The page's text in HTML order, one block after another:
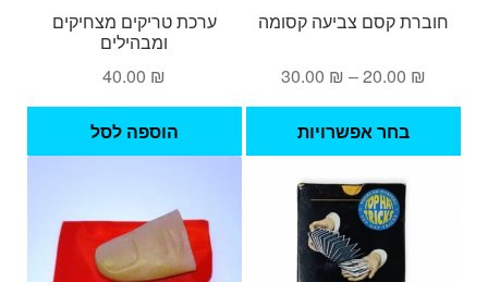
חוברת קסם צביעה קסומה
20.00 ₪
–
30.00 ₪
טווח
מחירים:
עד
בחר אפשרויות
סוגים.
ערכת טריקים מצחיקים
ומבהילים
40.00 ₪
הוספה לסל